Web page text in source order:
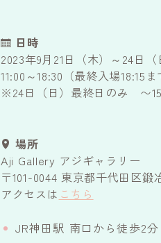
日時
2023年9月21日（木）～24日（
11:00～18:30（最終入場18:15ま
※24日（日）最終日のみ 〜
場所
Aji Gallery アジギャラリー
〒101-0044 東京都千代田区
アクセスは こちら
JR神田駅 南口から徒歩2分